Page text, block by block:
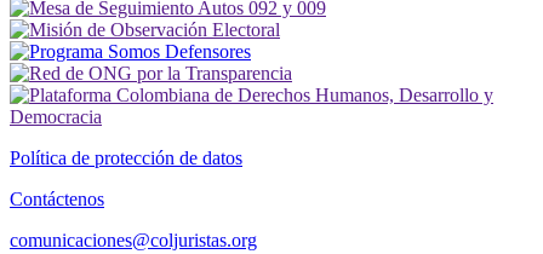
Política de protección de datos
Contáctenos
comunicaciones@coljuristas.org